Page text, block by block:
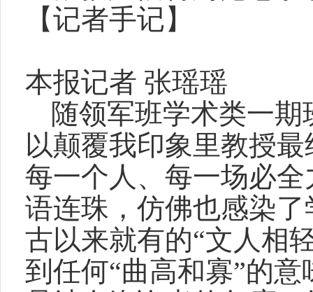
【记者手记】
本报记者 张瑶瑶
随领军班学术类一
以颠覆我印象里教授
每一个人、每一场必
语连珠，仿佛也感染
古以来就有的“文人相
到任何“曲高和寡”的